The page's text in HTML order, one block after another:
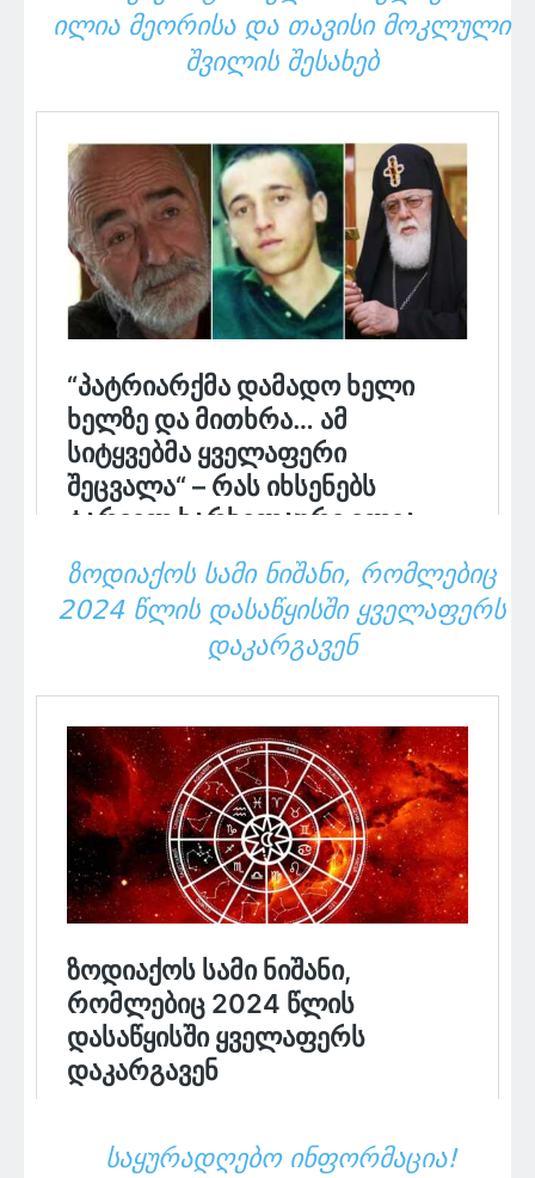
ᲘᲚᲘᲐ ᲛᲔᲝᲠᲘᲡᲐ ᲓᲐ ᲗᲐᲕᲘᲡᲘ ᲛᲝᲙᲚᲣᲚᲘ
ᲨᲕᲘᲚᲘᲡ ᲨᲔᲡᲐᲮᲔᲑ
ᲖᲝᲓᲘᲐᲥᲝᲡ ᲡᲐᲛᲘ ᲜᲘᲨᲐᲜᲘ, ᲠᲝᲛᲚᲔᲑᲘᲪ
2024 ᲬᲚᲘᲡ ᲓᲐᲡᲐᲬᲧᲘᲡᲨᲘ ᲧᲕᲔᲚᲐᲤᲔᲠᲡ
ᲓᲐᲙᲐᲠᲒᲐᲕᲔᲜ
ᲡᲐᲧᲣᲠᲐᲓᲦᲔᲑᲝ ᲘᲜᲤᲝᲠᲛᲐᲪᲘᲐ!